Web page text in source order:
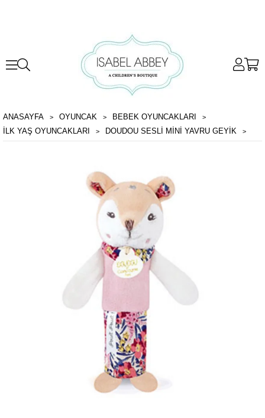
ANASAYFA OYUNCAK
BEBEK OYUNCAKLARI
İLK YAŞ OYUNCAKLARI
DOUDOU SESLI MINI YAVRU GEYIK